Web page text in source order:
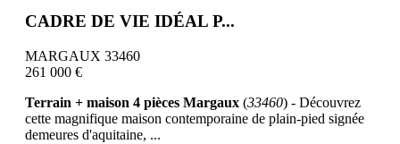
CADRE DE VIE IDÉAL P...
MARGAUX 33460
261 000 €
Terrain + maison 4 pièces Margaux (33460) - Découvrez
cette magnifique maison contemporaine de plain-pied signée
demeures d'aquitaine, ...